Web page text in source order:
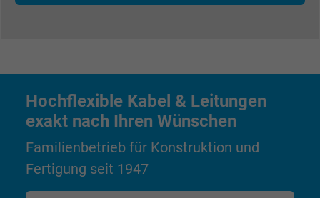
Laufzeit 1 Jahr
Zweck
Cookie von Facebook für Website-Analyse,
Anzeigenausrichtung und
Name datr, Facebook Pixel
Hochflexible Kabel & Leitungen
exakt nach Ihren Wünschen
Familienbetrieb für Konstruktion und
Fertigung seit 1947